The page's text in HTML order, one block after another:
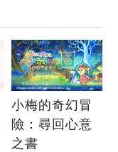
小梅的奇幻冒
險：尋回心意
之書